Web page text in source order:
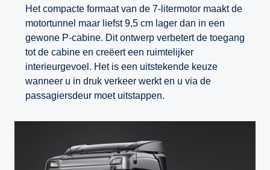
Het compacte formaat van de 7-litermotor maakt de
motortunnel maar liefst 9,5 cm lager dan in een
gewone P-cabine. Dit ontwerp verbetert de toegang
tot de cabine en creëert een ruimtelijker
interieurgevoel. Het is een uitstekende keuze
wanneer u in druk verkeer werkt en u via de
passagiersdeur moet uitstappen.